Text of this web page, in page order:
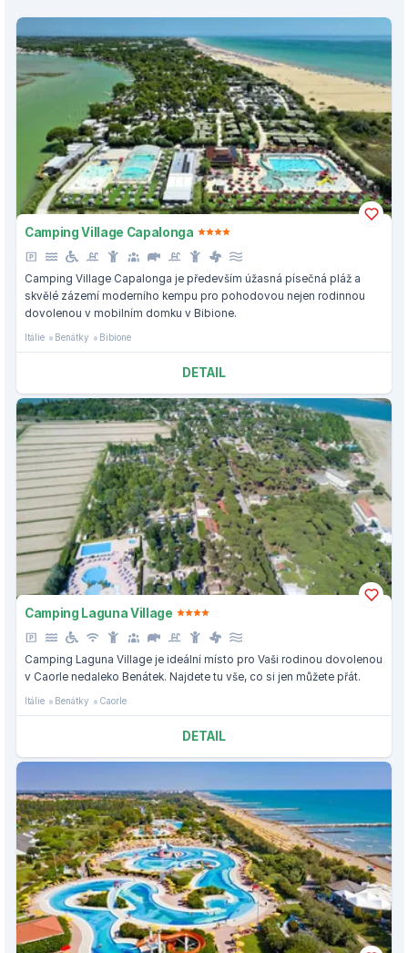
Camping Village Capalonga
Camping Village Capalonga je především úžasná písečná pláž a
skvělé zázemí moderního kempu pro pohodovou nejen rodinnou
dovolenou v mobilním domku v Bibione.
Itálie Benátky Bibione
DETAIL
Camping Laguna Village
Camping Laguna Village je ideální místo pro Vaši rodinou dovolenou
v Caorle nedaleko Benátek. Najdete tu vše, co si jen můžete přát.
Itálie Benátky Caorle
DETAIL